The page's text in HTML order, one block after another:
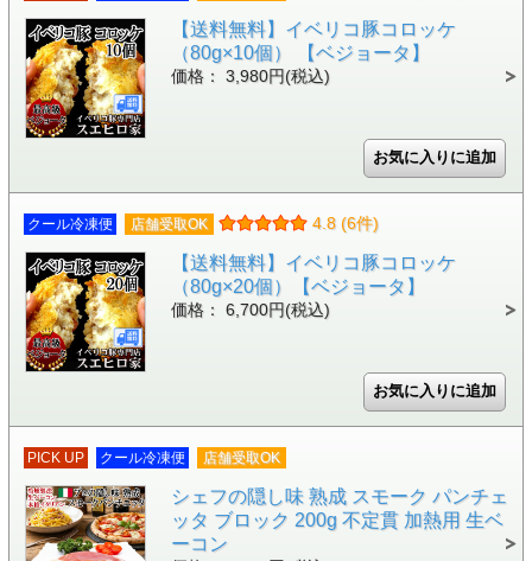
【送料無料】イベリコ豚コロッケ
（80g×10個） 【ベジョータ】
価格： 3,980円(税込)
クール冷凍便 店舗受取OK 4.8 (6件)
【送料無料】イベリコ豚コロッケ
（80g×20個）【ベジョータ】
価格： 6,700円(税込)
PICK UP クール冷凍便 店舗受取OK
シェフの隠し味 熟成 スモーク パンチェ
ッタ ブロック 200g 不定貫 加熱用 生ベ
ーコン